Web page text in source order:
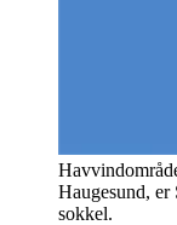
Haugesund,
sokkel.